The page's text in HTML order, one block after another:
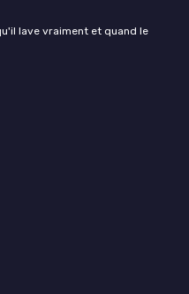
lave vraiment et quand le